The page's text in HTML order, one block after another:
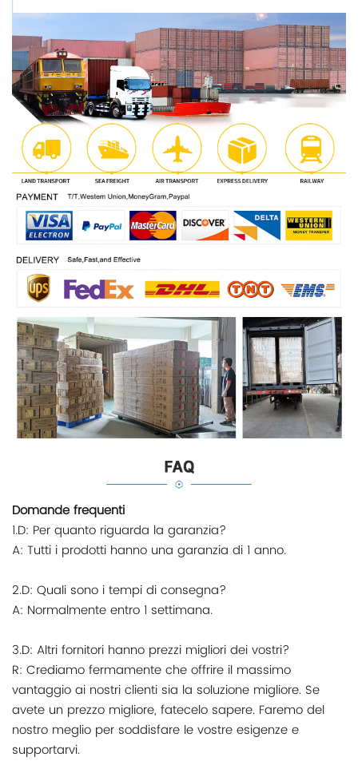
Domande frequenti
1.D: Per quanto riguarda la garanzia?
A: Tutti i prodotti hanno una garanzia di 1 anno.
2.D: Quali sono i tempi di consegna?
A: Normalmente entro 1 settimana.
3.D: Altri fornitori hanno prezzi migliori dei vostri?
R: Crediamo fermamente che offrire il massimo
vantaggio ai nostri clienti sia la soluzione migliore. Se
avete un prezzo migliore, fatecelo sapere. Faremo del
nostro meglio per soddisfare le vostre esigenze e
supportarvi.